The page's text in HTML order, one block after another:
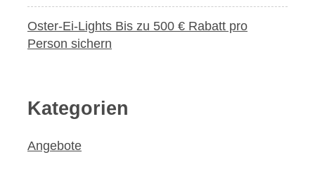
Oster-Ei-Lights Bis zu 500 € Rabatt pro
Person sichern
Kategorien
Angebote